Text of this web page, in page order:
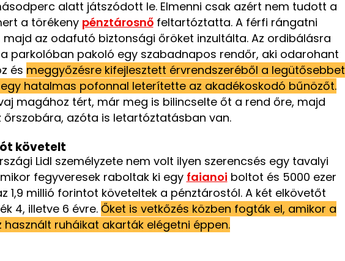
alatt játszódott le. Elmenni csak azért nem tudott a
a törékeny pénztárosnőfeltartóztatta. A férfi rángatni
majd az odafutó biztonsági őröket inzultálta. Az ordibálásra
parkolóban pakoló egy szabadnapos rendőr, aki odarohant
és meggyőzésre kifejlesztett érvrendszeréből a legütősebbet
hatalmas pofonnal leterítette az akadékoskodó bűnözőt.
magához tért, már meg is bilincselte őt a rend őre, majd
őrszobára, azóta is letartóztatásban van.
követelt
Lidl személyzete nem volt ilyen szerencsés egy tavalyi
fegyveresek raboltak ki egy faianoi boltot és 5000 ezer
1,9 millió forintot követeltek a pénztárostól. A két elkövetőt
4, illetve 6 évre.Őket is vetkőzés közben fogták el, amikor a
használt ruháikat akarták elégetni éppen.